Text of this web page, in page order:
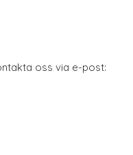
oss via e-post: